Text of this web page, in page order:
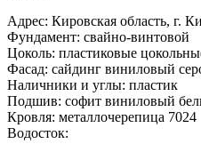
Адрес: Кировская область, г.
Фундамент: свайно-винтовой
Цоколь: пластиковые
Фасад: сайдинг виниловый
Наличники и углы: пластик
Подшив: софит виниловый
Кровля: металлочерепица 7024
Водосток: